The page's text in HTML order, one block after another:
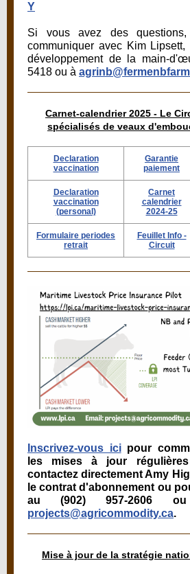
Y
Si vous avez des
communiquer avec Kim Lipsett,
développement de la main-
5418 ou à
Carnet-calendrier 2025 - Le
spécialisés de veaux
Declaration
vaccination
Garantie
paiement
Declaration
vaccination
(personal)
Carnet
calendrier
2024-25
Formulaire periodes
retrait
Feuillet Info -
Circuit
Inscrivez-vous icipour
les mises à jour
contactez directement Amy
le contrat d'abonnement ou
au (902) 957-2606
projects@agricommodity.ca.
Mise à jour de la stratégie